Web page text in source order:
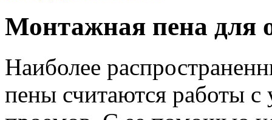
Монтажная пена для
Наиболее
пены считаются работы с